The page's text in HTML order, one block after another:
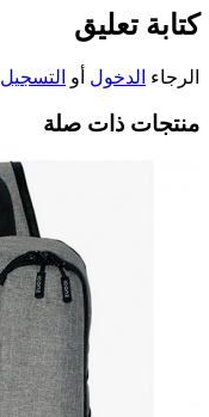
كتابة تعليق
الرجاء الدخول أو التسجيل
منتجات ذات صلة